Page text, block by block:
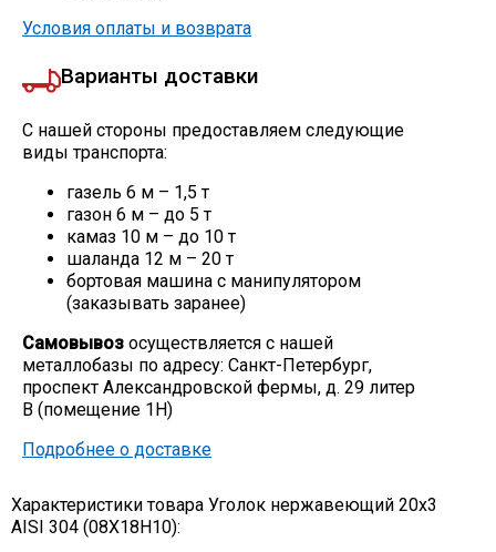
Условия оплаты и возврата
Варианты доставки
С нашей стороны предоставляем следующие
виды транспорта:
газель 6 м – 1,5 т
газон 6 м – до 5 т
камаз 10 м – до 10 т
шаланда 12 м – 20 т
бортовая машина с манипулятором
(заказывать заранее)
Самовывоз осуществляется с нашей
металлобазы по адресу: Санкт-Петербург,
проспект Александровской фермы, д. 29 литер
В (помещение 1Н)
Подробнее о доставке
Характеристики товара Уголок нержавеющий 20х3
AISI 304 (08Х18Н10):